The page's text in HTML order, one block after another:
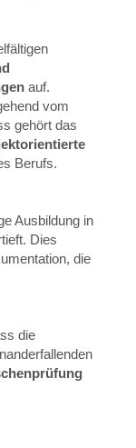
auf.
vom
gehört das
Berufs.
Ausbildung in
Dies
die
die